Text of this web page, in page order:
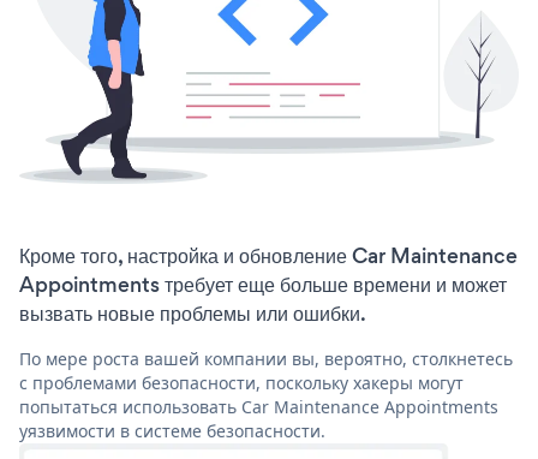
Кроме того, настройка и обновление Car Maintenance
Appointments требует еще больше времени и может
вызвать новые проблемы или ошибки.
По мере роста вашей компании вы, вероятно, столкнетесь
с проблемами безопасности, поскольку хакеры могут
попытаться использовать Car Maintenance Appointments
уязвимости в системе безопасности.